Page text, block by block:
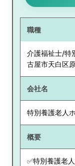
職種
介護福祉士/特
古屋市天白区
会社名
特別養護老人
概要
✅特別養護老